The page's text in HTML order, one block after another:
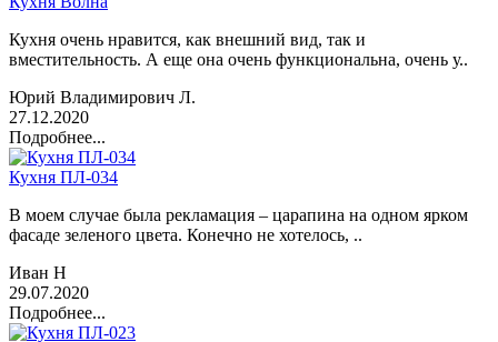
Кухня очень нравится, как внешний вид, так и
вместительность. А еще она очень функциональна, очень у..
Юрий Владимирович Л.
27.12.2020
Подробнее...
Кухня ПЛ-034
В моем случае была рекламация – царапина на одном ярком
фасаде зеленого цвета. Конечно не хотелось, ..
Иван Н
29.07.2020
Подробнее...